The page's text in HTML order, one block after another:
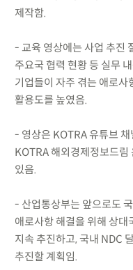
제작함.
- 교육 영상에는 사업 추진
주요국 협력 현황 등 실무
기업들이 자주 겪는 애로
활용도를 높였음.
- 영상은 KOTRA 유튜브
KOTRA 해외경제정보드림
있음.
- 산업통상부는 앞으로도
애로사항 해결을 위해 상대
지속 추진하고, 국내 NDC
추진할 계획임.